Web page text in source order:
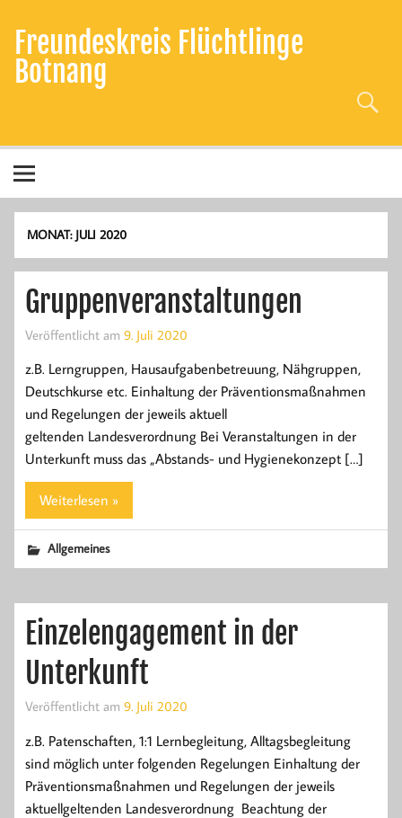
springen
Freundeskreis Flüchtlinge
Botnang
MONAT: JULI 2020
Gruppenveranstaltungen
Veröffentlicht am 9. Juli 2020
z.B. Lerngruppen, Hausaufgabenbetreuung, Nähgruppen,
Deutschkurse etc. Einhaltung der Präventionsmaßnahmen
und Regelungen der jeweils aktuell
geltenden Landesverordnung Bei Veranstaltungen in der
Unterkunft muss das „Abstands- und Hygienekonzept […]
Weiterlesen »
Allgemeines
Einzelengagement in der
Unterkunft
Veröffentlicht am 9. Juli 2020
z.B. Patenschaften, 1:1 Lernbegleitung, Alltagsbegleitung
sind möglich unter folgenden Regelungen Einhaltung der
Präventionsmaßnahmen und Regelungen der jeweils
aktuellgeltenden Landesverordnung Beachtung der